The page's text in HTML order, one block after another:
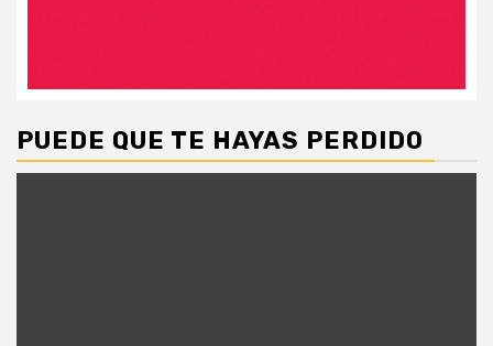
PUEDE QUE TE HAYAS PERDIDO